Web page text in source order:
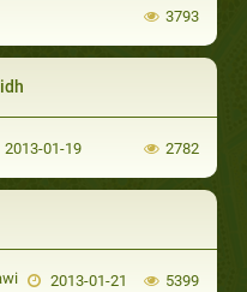
3793
2013-01-19 2782
2013-01-21 5399